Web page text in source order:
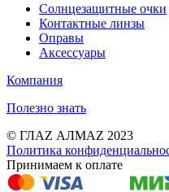
Солнцезащитные очки
Контактные линзы
Оправы
Аксессуары
Компания
Полезно знать
© ГЛАZ АЛМАZ 2023
Политика
Принимаем к оплате